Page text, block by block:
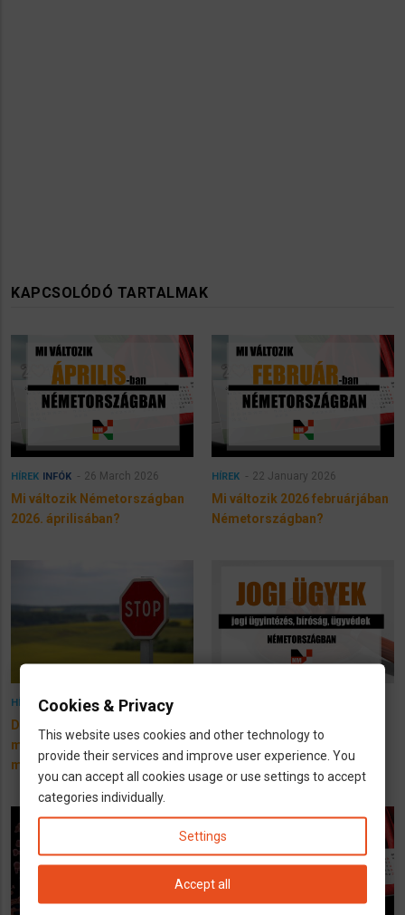
KAPCSOLÓDÓ TARTALMAK
HÍREK INFÓK 26 March 2026
Mi változik Németországban
2026. áprilisában?
HÍREK 22 January 2026
Mi változik 2026 februárjában
Németországban?
HÍREK 16 August 2025
Drága a határellenőrzés -
mégis újból
meghosszabbítják!
Cookies & Privacy
This website uses cookies and other technology to
provide their services and improve user experience. You
you can accept all cookies usage or use settings to accept
categories individually.
Settings
Accept all